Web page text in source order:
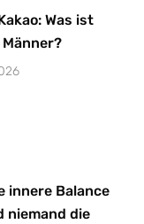
Was ist
innere Balance
niemand die